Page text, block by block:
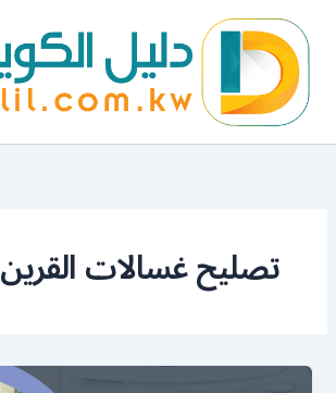
المحتوى
تصليح غسالات القرين